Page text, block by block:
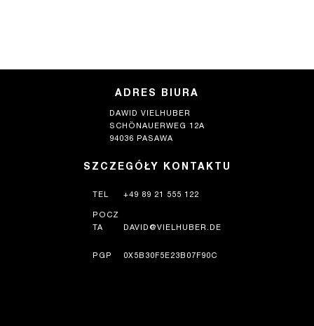
ADRES BIURA
DAWID VIELHUBER
SCHÖNAUERWEG 12A
94036 PASAWA
SZCZEGÓŁY KONTAKTU
TEL +49 89 21 555 122
POCZ
TA
DAVID@VIELHUBER.DE
PGP 0X5B30F5E23B07F90C